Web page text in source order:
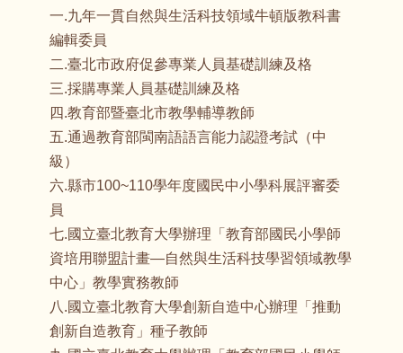
一.九年一貫自然與生活科技領域牛頓版教科書
編輯委員
二.臺北市政府促參專業人員基礎訓練及格
三.採購專業人員基礎訓練及格
四.教育部暨臺北市教學輔導教師
五.通過教育部閩南語語言能力認證考試（中
級）
六.縣市100~110學年度國民中小學科展評審委
員
七.國立臺北教育大學辦理「教育部國民小學師
資培用聯盟計畫—自然與生活科技學習領域教學
中心」教學實務教師
八.國立臺北教育大學創新自造中心辦理「推動
創新自造教育」種子教師